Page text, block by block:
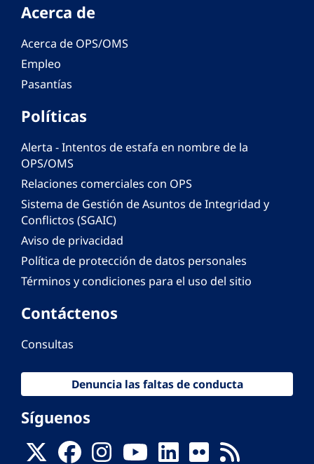
Acerca de
Acerca de OPS/OMS
Empleo
Pasantías
Políticas
Alerta - Intentos de estafa en nombre de la
OPS/OMS
Relaciones comerciales con OPS
Sistema de Gestión de Asuntos de Integridad y
Conflictos (SGAIC)
Aviso de privacidad
Política de protección de datos personales
Términos y condiciones para el uso del sitio
Contáctenos
Consultas
Denuncia las faltas de conducta
Síguenos